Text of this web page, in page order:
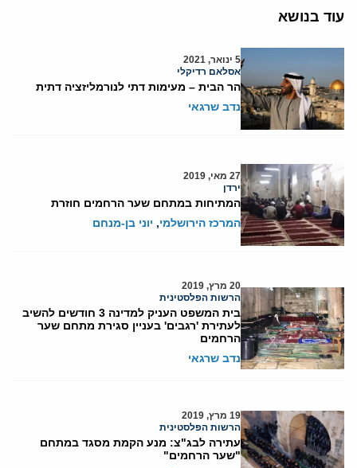
עוד בנושא
5 ינואר, 2021
אסלאם רדיקלי
הר הבית – מעימות דתי לנורמליזציה דתית
נדב שרגאי
27 מאי, 2019
ירדן
המתיחות במתחם שער הרחמים חוזרת
המרכז הירושלמי, יוני בן-מנחם
20 מרץ, 2019
הרשות הפלסטינית
בית המשפט העניק למדינה 3 חודשים להשיב
לעתירת 'רגבים' בעניין סגירת מתחם שער
הרחמים
נדב שרגאי
19 מרץ, 2019
הרשות הפלסטינית
עתירה לבג"צ: מנע הקמת מסגד במתחם
"שער הרחמים"